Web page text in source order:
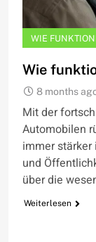
WIE
Wie
8 months
Mit der
Automobilen
immer stärker
und
über die
Weiterlesen